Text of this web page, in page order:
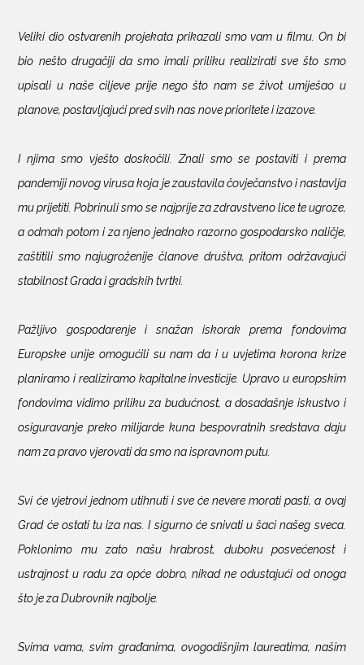
Veliki dio ostvarenih projekata prikazali smo vam u filmu. On bi
bio nešto drugačiji da smo imali priliku realizirati sve što smo
upisali u naše ciljeve prije nego što nam se život umiješao u
planove, postavljajući pred svih nas nove prioritete i izazove.
I njima smo vješto doskočili. Znali smo se postaviti i prema
pandemiji novog virusa koja je zaustavila čovječanstvo i nastavlja
mu prijetiti. Pobrinuli smo se najprije za zdravstveno lice te ugroze,
a odmah potom i za njeno jednako razorno gospodarsko naličje,
zaštitili smo najugroženije članove društva, pritom održavajući
stabilnost Grada i gradskih tvrtki.
Pažljivo gospodarenje i snažan iskorak prema fondovima
Europske unije omogućili su nam da i u uvjetima korona krize
planiramo i realiziramo kapitalne investicije. Upravo u europskim
fondovima vidimo priliku za budućnost, a dosadašnje iskustvo i
osiguravanje preko milijarde kuna bespovratnih sredstava daju
nam za pravo vjerovati da smo na ispravnom putu.
Svi će vjetrovi jednom utihnuti i sve će nevere morati pasti, a ovaj
Grad će ostati tu iza nas. I sigurno će snivati u šaci našeg sveca.
Poklonimo mu zato našu hrabrost, duboku posvećenost i
ustrajnost u radu za opće dobro, nikad ne odustajući od onoga
što je za Dubrovnik najbolje.
Svima vama, svim građanima, ovogodišnjim laureatima, našim